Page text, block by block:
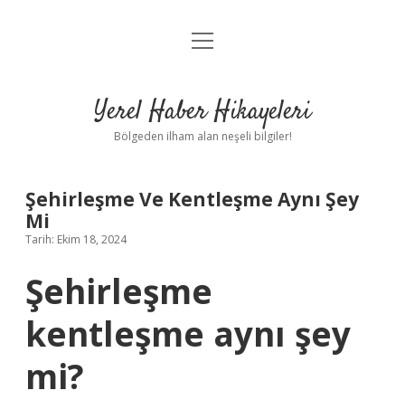
Anasayfa
Yasal Uyarı
menüyü
Yerel Haber Hikayeleri
Bölgeden ilham alan neşeli bilgiler!
Şehirleşme Ve Kentleşme Aynı Şey
Mi
Tarih: Ekim 18, 2024
Şehirleşme
kentleşme aynı şey
mi?